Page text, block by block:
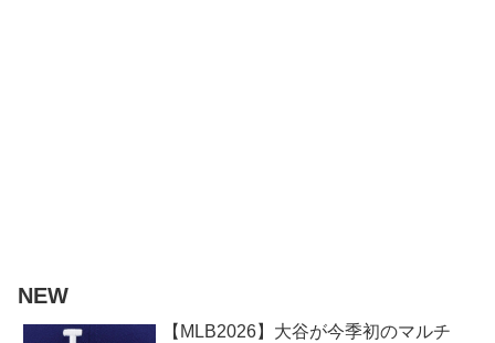
NEW
【MLB2026】大谷が今季初のマルチ